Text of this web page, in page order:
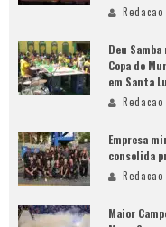
Redacao
Deu
Copa do
em Santa
Redacao
Empresa
consolida
Redacao
Maior